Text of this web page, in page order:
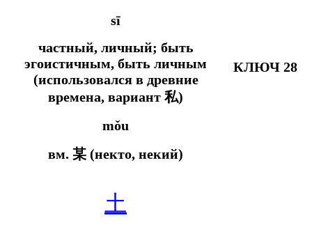
sī
частный, личный; быть
эгоистичным, быть личным
(использовался в древние
времена, вариант 私)
mǒu
вм. 某 (некто, некий)
КЛЮЧ 28
土